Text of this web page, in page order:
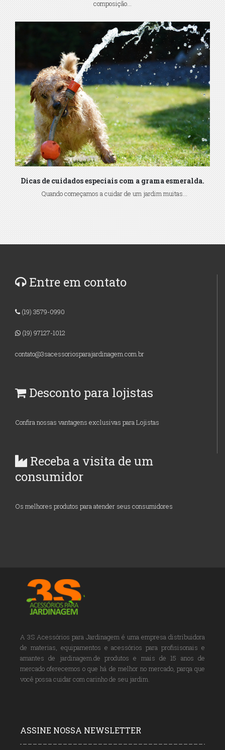
composição...
Dicas de cuidados especiais com a grama esmeralda.
Quando começamos a cuidar de um jardim muitas...
Entre em contato
(19) 3579-0990
(19) 97127-1012
contato@3sacessoriosparajardinagem.com.br
Desconto para lojistas
Confira nossas vantagens exclusivas para Lojistas
Receba a visita de um
consumidor
Os melhores produtos para atender seus consumidores
A 3S Acessórios para Jardinagem é uma empresa distribuidora
de materias, equipamentos e acessórios para profisisonais e
amantes de jardinagem.de produtos e mais de 15 anos de
mercado oferecemos o que há de melhor no mercado, parqa que
você possa cuidar com carinho de seu jardim.
ASSINE NOSSA NEWSLETTER